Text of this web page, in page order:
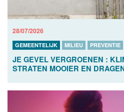
28/07/2026
GEMEENTELIJK MILIEU PREVENTIE
JE GEVEL VERGROENEN :
STRATEN MOOIER EN